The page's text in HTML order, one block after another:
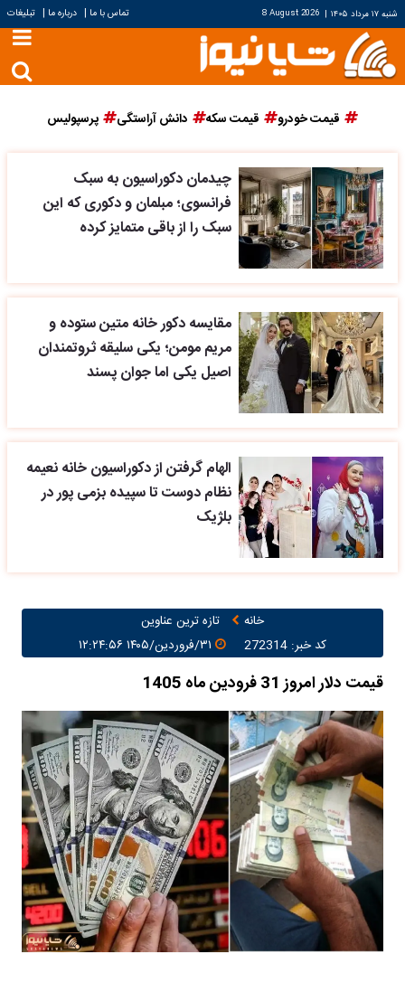
شنبه ۱۷ مرداد ۱۴۰۵ |
8 August 2026 تماس با ما | درباره ما | تبلیغات
قیمت خودرو قیمت سکه دانش آراستگی پرسپولیس
چیدمان دکوراسیون به سبک
فرانسوی؛ مبلمان و دکوری که این
سبک را از باقی متمایز کرده
مقایسه دکور خانه متین ستوده و
مریم مومن؛ یکی سلیقه ثروتمندان
اصیل یکی اما جوان پسند
الهام گرفتن از دکوراسیون خانه نعیمه
نظام دوست تا سپیده بزمی پور در
بلژیک
خانه
تازه ترین عناوین
کد خبر: 272314
قیمت دلار امروز 31 فرودین ماه 1405